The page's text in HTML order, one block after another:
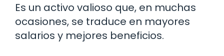
Es un activo valioso que, en muchas
ocasiones, se traduce en mayores
salarios y mejores beneficios.